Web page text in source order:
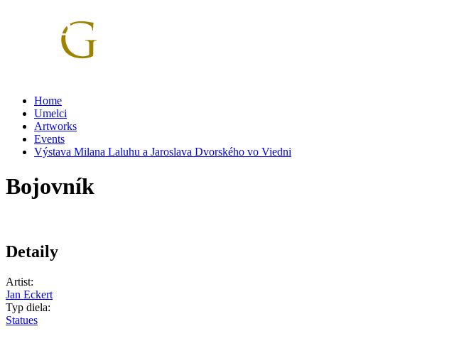
Home
Umelci
Artworks
Events
Výstava Milana Laluhu a Jaroslava Dvorského vo Viedni
Bojovník
Detaily
Artist:
Jan Eckert
Typ diela:
Statues